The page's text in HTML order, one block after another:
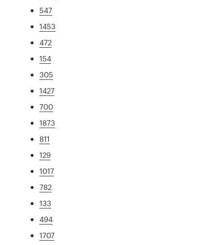
547
1453
472
154
305
1427
700
1873
811
129
1017
782
133
494
1707